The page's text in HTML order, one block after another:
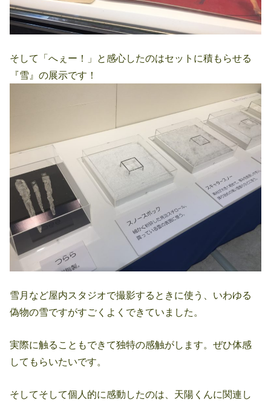
そして「へぇー！」と感心したのはセットに積もらせる
『雪』の展示です！
雪月など屋内スタジオで撮影するときに使う、いわゆる
偽物の雪ですがすごくよくできていました。
実際に触ることもできて独特の感触がします。ぜひ体感
してもらいたいです。
そしてそして個人的に感動したのは、天陽くんに関連し